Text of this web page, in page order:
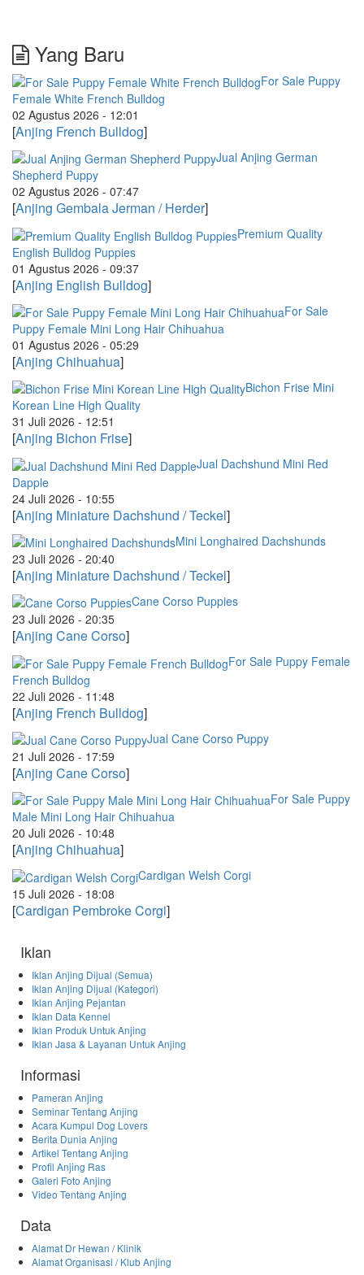
Yang Baru
For Sale Puppy
Female White French Bulldog
02 Agustus 2026 - 12:01
[Anjing French Bulldog]
Jual Anjing German
Shepherd Puppy
02 Agustus 2026 - 07:47
[Anjing Gembala Jerman / Herder]
Premium Quality
English Bulldog Puppies
01 Agustus 2026 - 09:37
[Anjing English Bulldog]
For Sale
Puppy Female Mini Long Hair Chihuahua
01 Agustus 2026 - 05:29
[Anjing Chihuahua]
Bichon Frise Mini
Korean Line High Quality
31 Juli 2026 - 12:51
[Anjing Bichon Frise]
Jual Dachshund Mini Red
Dapple
24 Juli 2026 - 10:55
[Anjing Miniature Dachshund / Teckel]
Mini Longhaired Dachshunds
23 Juli 2026 - 20:40
[Anjing Miniature Dachshund / Teckel]
Cane Corso Puppies
23 Juli 2026 - 20:35
[Anjing Cane Corso]
For Sale Puppy Female
French Bulldog
22 Juli 2026 - 11:48
[Anjing French Bulldog]
Jual Cane Corso Puppy
21 Juli 2026 - 17:59
[Anjing Cane Corso]
For Sale Puppy
Male Mini Long Hair Chihuahua
20 Juli 2026 - 10:48
[Anjing Chihuahua]
Cardigan Welsh Corgi
15 Juli 2026 - 18:08
[Cardigan Pembroke Corgi]
Iklan
Iklan Anjing Dijual (Semua)
Iklan Anjing Dijual (Kategori)
Iklan Anjing Pejantan
Iklan Data Kennel
Iklan Produk Untuk Anjing
Iklan Jasa & Layanan Untuk Anjing
Informasi
Pameran Anjing
Seminar Tentang Anjing
Acara Kumpul Dog Lovers
Berita Dunia Anjing
Artikel Tentang Anjing
Profil Anjing Ras
Galeri Foto Anjing
Video Tentang Anjing
Data
Alamat Dr Hewan / Klinik
Alamat Organisasi / Klub Anjing